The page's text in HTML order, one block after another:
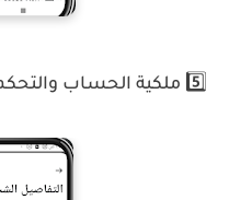
5️⃣ ملكية الحساب والتحكم فيه